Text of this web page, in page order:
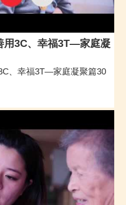
用3C、幸福3T—家庭凝
、幸福3T—家庭凝聚篇30